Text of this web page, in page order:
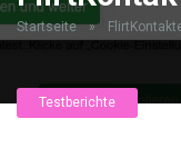
Startseite »
Testberichte